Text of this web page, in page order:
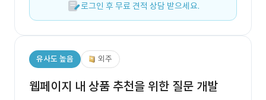
로그인 후 무료 견적 상담 받으세요.
유사도 높음 외주
웹페이지 내 상품 추천을 위한 질문 개발